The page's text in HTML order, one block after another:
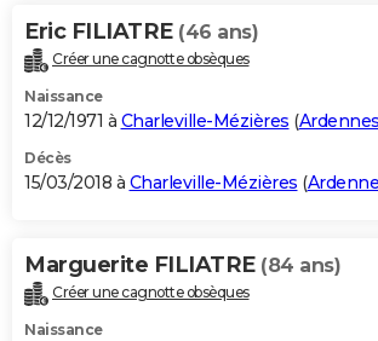
Eric FILIATRE (46 ans)
Créer une cagnotte obsèques
Naissance
12/12/1971 à Charleville-Mézières (Ardennes
Décès
15/03/2018 à Charleville-Mézières (
Marguerite FILIATRE (84 ans)
Créer une cagnotte obsèques
Naissance